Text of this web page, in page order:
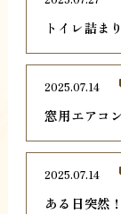
トイレ詰ま
窓用エアコ
2025.07.14
ある日突然
2025.07.14